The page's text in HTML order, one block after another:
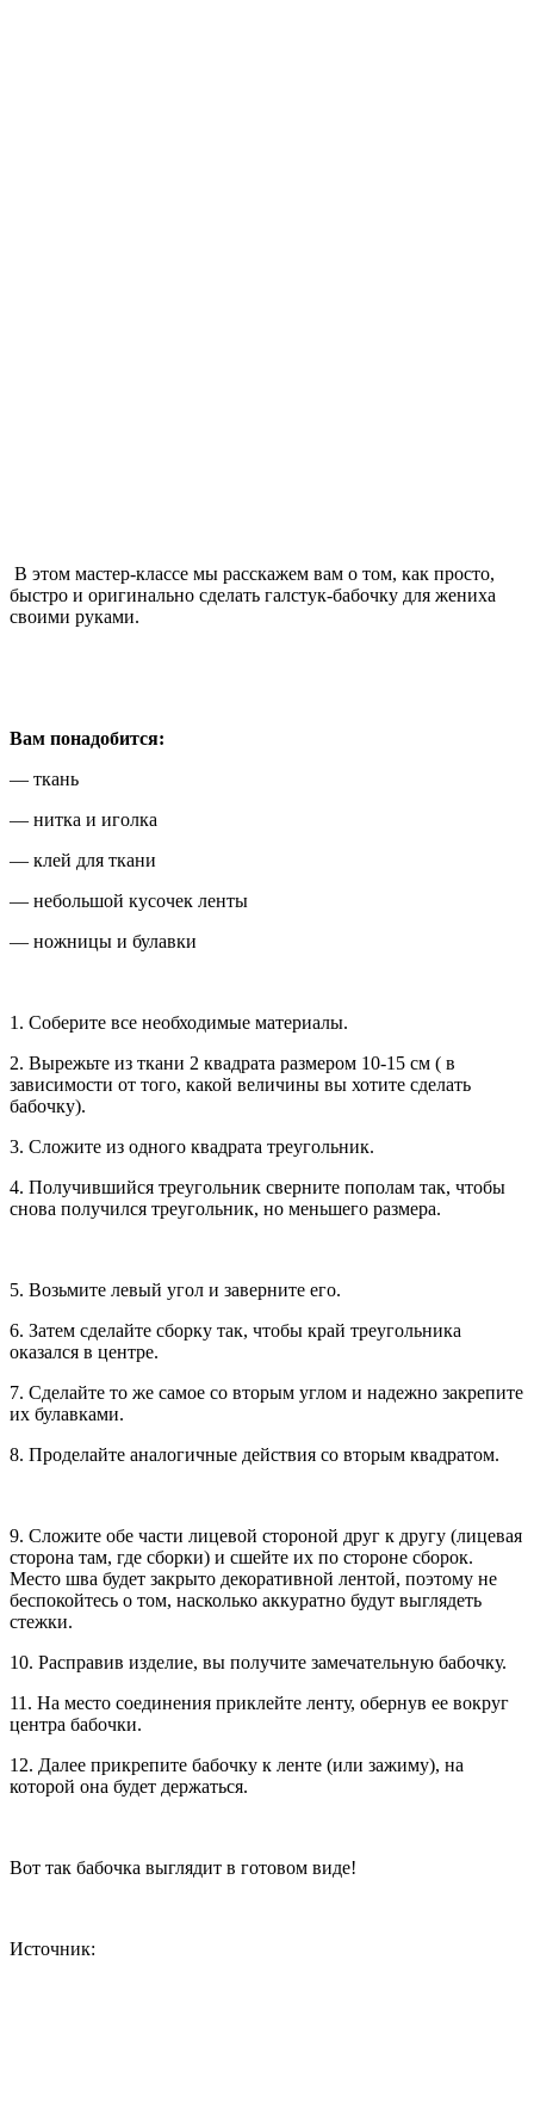
В этом мастер-классе мы расскажем вам о том, как просто,
быстро и оригинально сделать галстук-бабочку для жениха
своими руками.
Вам понадобится:
— ткань
— нитка и иголка
— клей для ткани
— небольшой кусочек ленты
— ножницы и булавки
1. Соберите все необходимые материалы.
2. Вырежьте из ткани 2 квадрата размером 10-15 см ( в
зависимости от того, какой величины вы хотите сделать
бабочку).
3. Сложите из одного квадрата треугольник.
4. Получившийся треугольник сверните пополам так, чтобы
снова получился треугольник, но меньшего размера.
5. Возьмите левый угол и заверните его.
6. Затем сделайте сборку так, чтобы край треугольника
оказался в центре.
7. Сделайте то же самое со вторым углом и надежно закрепите
их булавками.
8. Проделайте аналогичные действия со вторым квадратом.
9. Сложите обе части лицевой стороной друг к другу (лицевая
сторона там, где сборки) и сшейте их по стороне сборок.
Место шва будет закрыто декоративной лентой, поэтому не
беспокойтесь о том, насколько аккуратно будут выглядеть
стежки.
10. Расправив изделие, вы получите замечательную бабочку.
11. На место соединения приклейте ленту, обернув ее вокруг
центра бабочки.
12. Далее прикрепите бабочку к ленте (или зажиму), на
которой она будет держаться.
Вот так бабочка выглядит в готовом виде!
Источник: